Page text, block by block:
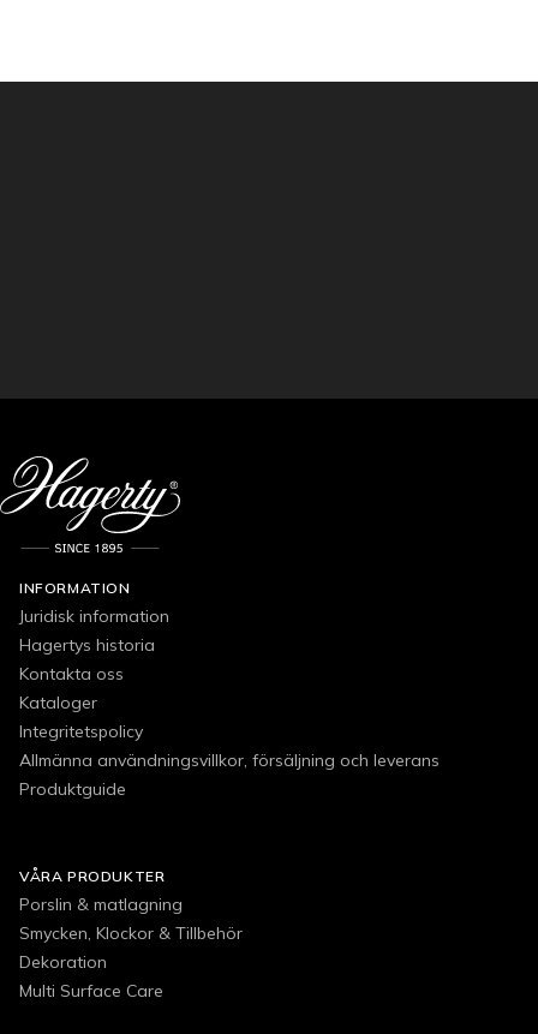
INFORMATION
Juridisk information
Hagertys historia
Kontakta oss
Kataloger
Integritetspolicy
Allmänna användningsvillkor, försäljning och leverans
Produktguide
VÅRA PRODUKTER
Porslin & matlagning
Smycken, Klockor & Tillbehör
Dekoration
Multi Surface Care